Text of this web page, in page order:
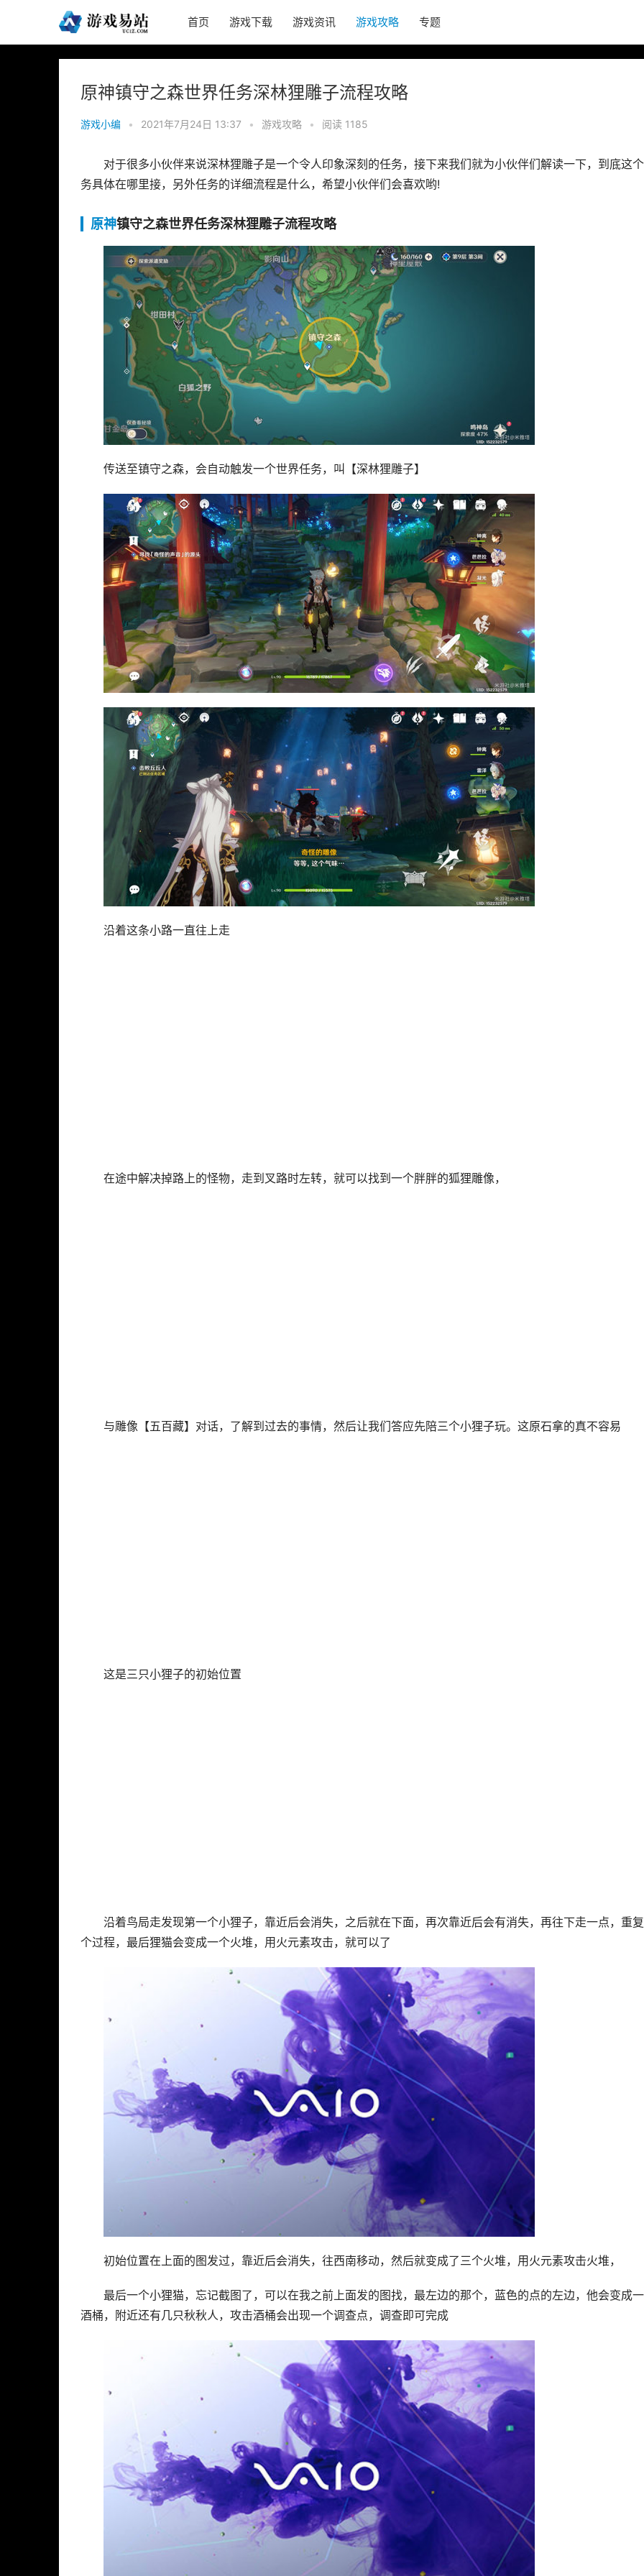
首页 游戏下载 游戏资讯 游戏攻略 专题
原神镇守之森世界任务深林狸雕子流程攻略
游戏小编 • 2021年7月24日 13:37 • 游戏攻略 • 阅读 1185
对于很多小伙伴来说深林狸雕子是一个令人印象深刻的任务，接下来我们就为小伙伴们解读一下，到底这
务具体在哪里接，另外任务的详细流程是什么，希望小伙伴们会喜欢哟!
原神镇守之森世界任务深林狸雕子流程攻略
传送至镇守之森，会自动触发一个世界任务，叫【深林狸雕子】
沿着这条小路一直往上走
在途中解决掉路上的怪物，走到叉路时左转，就可以找到一个胖胖的狐狸雕像，
与雕像【五百藏】对话，了解到过去的事情，然后让我们答应先陪三个小狸子玩。这原石拿的真不容易
这是三只小狸子的初始位置
沿着鸟局走发现第一个小狸子，靠近后会消失，之后就在下面，再次靠近后会有消失，再往下走一点，重
个过程，最后狸猫会变成一个火堆，用火元素攻击，就可以了
初始位置在上面的图发过，靠近后会消失，往西南移动，然后就变成了三个火堆，用火元素攻击火堆，
最后一个小狸猫，忘记截图了，可以在我之前上面发的图找，最左边的那个，蓝色的点的左边，他会变成
酒桶，附近还有几只秋秋人，攻击酒桶会出现一个调查点，调查即可完成